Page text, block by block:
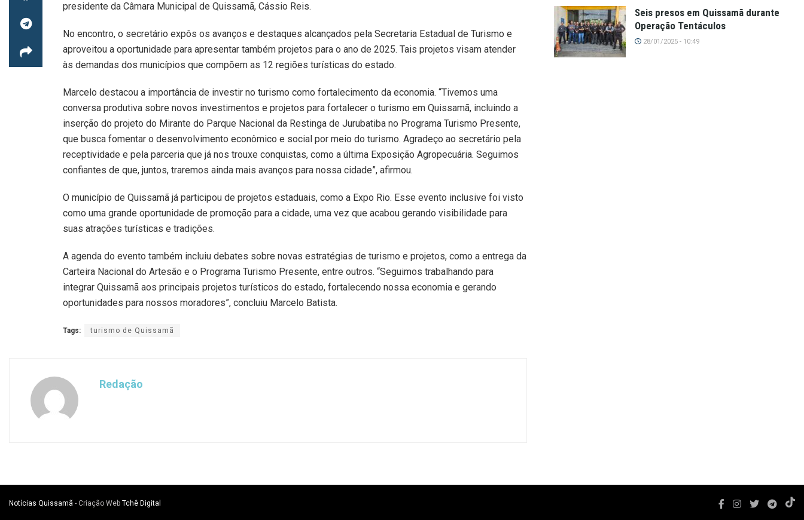
presidente da Câmara Municipal de Quissamã, Cássio Reis.
No encontro, o secretário expôs os avanços e destaques alcançados pela Secretaria Estadual de Turismo e
aproveitou a oportunidade para apresentar também projetos para o ano de 2025. Tais projetos visam atender
às demandas dos municípios que compõem as 12 regiões turísticas do estado.
Marcelo destacou a importância de investir no turismo como fortalecimento da economia. “Tivemos uma
conversa produtiva sobre novos investimentos e projetos para fortalecer o turismo em Quissamã, incluindo a
inserção do projeto do Mirante do Parque Nacional da Restinga de Jurubatiba no Programa Turismo Presente,
que busca fomentar o desenvolvimento econômico e social por meio do turismo. Agradeço ao secretário pela
receptividade e pela parceria que já nos trouxe conquistas, como a última Exposição Agropecuária. Seguimos
confiantes de que, juntos, traremos ainda mais avanços para nossa cidade”, afirmou.
O município de Quissamã já participou de projetos estaduais, como a Expo Rio. Esse evento inclusive foi visto
como uma grande oportunidade de promoção para a cidade, uma vez que acabou gerando visibilidade para
suas atrações turísticas e tradições.
A agenda do evento também incluiu debates sobre novas estratégias de turismo e projetos, como a entrega da
Carteira Nacional do Artesão e o Programa Turismo Presente, entre outros. “Seguimos trabalhando para
integrar Quissamã aos principais projetos turísticos do estado, fortalecendo nossa economia e gerando
oportunidades para nossos moradores”, concluiu Marcelo Batista.
Tags: turismo de Quissamã
Redação
Seis presos em Quissamã durante
Operação Tentáculos
28/01/2025 - 10:49
Notícias Quissamã - Criação Web Tchê Digital